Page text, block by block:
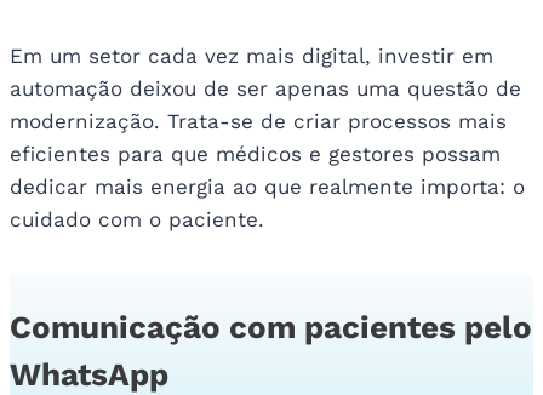
Em um setor cada vez mais digital, investir em
automação deixou de ser apenas uma questão de
modernização. Trata-se de criar processos mais
eficientes para que médicos e gestores possam
dedicar mais energia ao que realmente importa: o
cuidado com o paciente.
Comunicação com pacientes pelo
WhatsApp